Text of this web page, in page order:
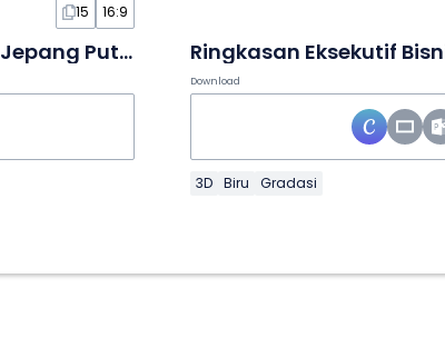
15 16:9
Rencana Pemasaran Estetik Jepang Putih dan Krem dalam Slide
Download
3D Biru Gradasi